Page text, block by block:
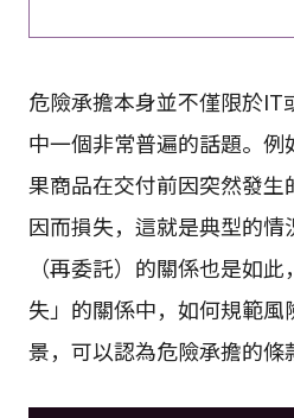
危險承擔本身並不僅限於IT
中一個非常普遍的話題。
果商品在交付前因突然發
因而損失，這就是典型的
（再委託）的關係也是如
失」的關係中，如何規範
景，可以認為危險承擔的條